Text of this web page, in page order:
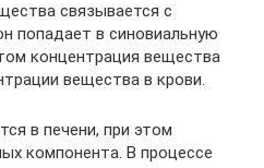
связывается с
попадает в синовиальную
концентрация вещества
вещества в крови.
в печени, при этом
компонента. В процессе